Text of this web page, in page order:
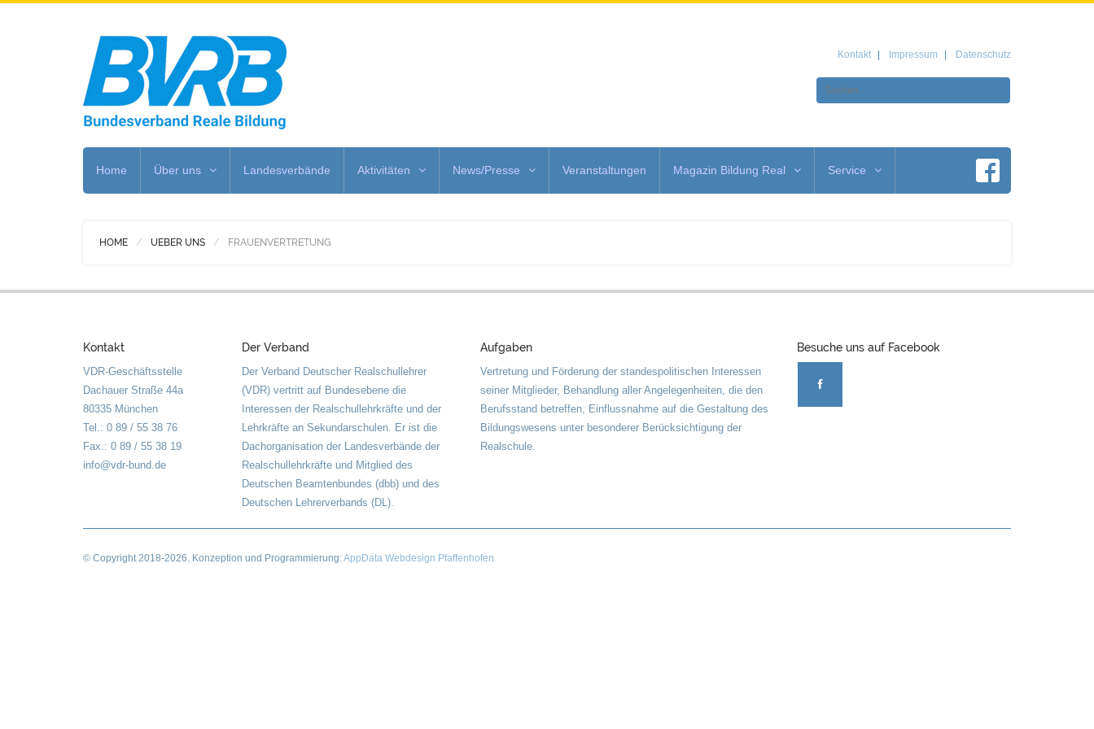
Kontakt Impressum Datenschutz
Home Über uns Landesverbände Aktivitäten News/Presse Veranstaltungen Magazin Bildung Real Service
HOME UEBER UNS FRAUENVERTRETUNG
Kontakt
VDR-Geschäftsstelle
Dachauer Straße 44a
80335 München
Tel.: 0 89 / 55 38 76
Fax.: 0 89 / 55 38 19
info@vdr-bund.de
Der Verband
Der Verband Deutscher Realschullehrer
(VDR) vertritt auf Bundesebene die
Interessen der Realschullehrkräfte und der
Lehrkräfte an Sekundarschulen. Er ist die
Dachorganisation der Landesverbände der
Realschullehrkräfte und Mitglied des
Deutschen Beamtenbundes (dbb) und des
Deutschen Lehrerverbands (DL).
Aufgaben
Vertretung und Förderung der standespolitischen Interessen
seiner Mitglieder, Behandlung aller Angelegenheiten, die den
Berufsstand betreffen, Einflussnahme auf die Gestaltung des
Bildungswesens unter besonderer Berücksichtigung der
Realschule.
Besuche uns auf Facebook
© Copyright2018-2026. Konzeption und Programmierung:AppData Webdesign Pfaffenhofen